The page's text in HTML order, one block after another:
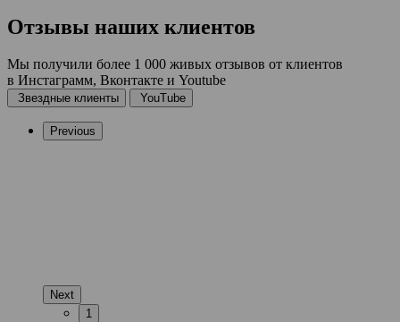
Отзывы наших клиентов
Мы получили более 1 000 живых отзывов от клиентов
в Инстаграмм, Вконтакте и Youtube
Звездные клиенты YouTube
Previous
Next
1